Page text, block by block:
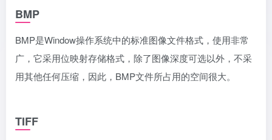
BMP
BMP是Window操作系统中的标准图像文件格式，使用非常
广，它采用位映射存储格式，除了图像深度可选以外，不采
用其他任何压缩，因此，BMP文件所占用的空间很大。
TIFF